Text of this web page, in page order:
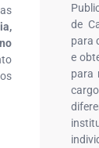
de
para
e
para